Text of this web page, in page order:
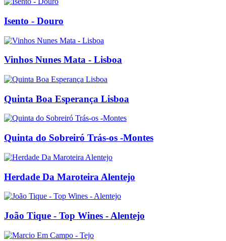
Isento - Douro
Vinhos Nunes Mata - Lisboa
Quinta Boa Esperança Lisboa
Quinta do Sobreiró Trás-os -Montes
Herdade Da Maroteira Alentejo
João Tique - Top Wines - Alentejo